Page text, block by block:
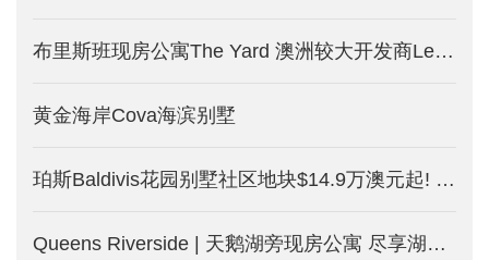
布里斯班现房公寓The Yard 澳洲较大开发商Lendlease打造
黄金海岸Cova海滨别墅
珀斯Baldivis花园别墅社区地块$14.9万澳元起! 土地别墅套餐$31.9万澳元起！租金回报达5%! 均免海外人士附加税！
Queens Riverside | 天鹅湖旁现房公寓 尽享湖边度假式生活